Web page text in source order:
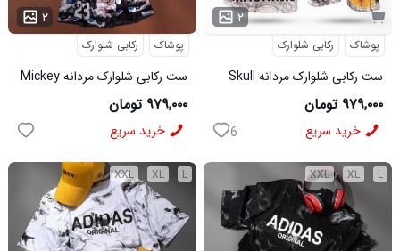
۲ ...
پوشاک رکابی شلوارک
ست رکابی شلوارک مردانه Mickey
مدل 3996
۹۷۹,۰۰۰ تومان
خرید سریع
۲
پوشاک رکابی شلوارک
ست رکابی شلوارک مردانه Skull
مدل 3995
۹۷۹,۰۰۰ تومان
خرید سریع 6
L
XL
XXL L
XL
XXL